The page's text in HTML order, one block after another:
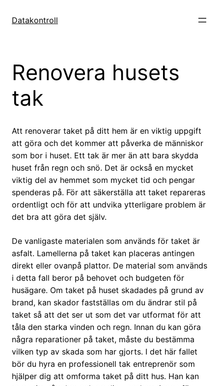
Datakontroll
Renovera husets
tak
Att renoverar taket på ditt hem är en viktig uppgift
att göra och det kommer att påverka de människor
som bor i huset. Ett tak är mer än att bara skydda
huset från regn och snö. Det är också en mycket
viktig del av hemmet som mycket tid och pengar
spenderas på. För att säkerställa att taket repareras
ordentligt och för att undvika ytterligare problem är
det bra att göra det själv.
De vanligaste materialen som används för taket är
asfalt. Lamellerna på taket kan placeras antingen
direkt eller ovanpå plattor. De material som används
i detta fall beror på behovet och budgeten för
husägare. Om taket på huset skadades på grund av
brand, kan skador fastställas om du ändrar stil på
taket så att det ser ut som det var utformat för att
tåla den starka vinden och regn. Innan du kan göra
några reparationer på taket, måste du bestämma
vilken typ av skada som har gjorts. I det här fallet
bör du hyra en professionell tak entreprenör som
hjälper dig att omforma taket på ditt hus. Han kan